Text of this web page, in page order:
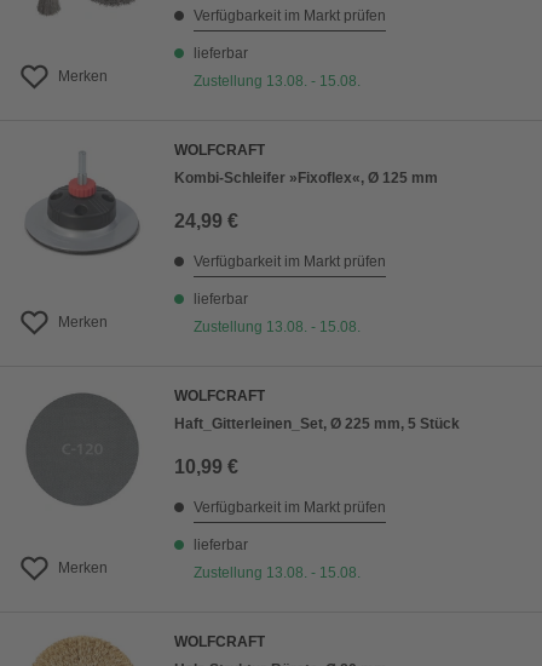
Merken
Verfügbarkeit im Markt prüfen
lieferbar
Zustellung 13.08. - 15.08.
Merken
WOLFCRAFT
Kombi-Schleifer »Fixoflex«, Ø 125 mm
24,99 €
Verfügbarkeit im Markt prüfen
lieferbar
Zustellung 13.08. - 15.08.
Merken
WOLFCRAFT
Haft_Gitterleinen_Set, Ø 225 mm, 5 Stück
10,99 €
Verfügbarkeit im Markt prüfen
lieferbar
Zustellung 13.08. - 15.08.
WOLFCRAFT